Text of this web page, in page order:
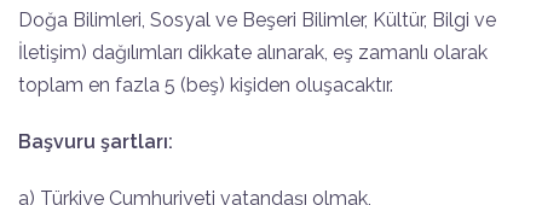
Doğa Bilimleri, Sosyal ve Beşeri Bilimler, Kültür, Bilgi ve
İletişim) dağılımları dikkate alınarak, eş zamanlı olarak
toplam en fazla 5 (beş) kişiden oluşacaktır.
Başvuru şartları:
a) Türkiye Cumhuriyeti vatandaşı olmak,